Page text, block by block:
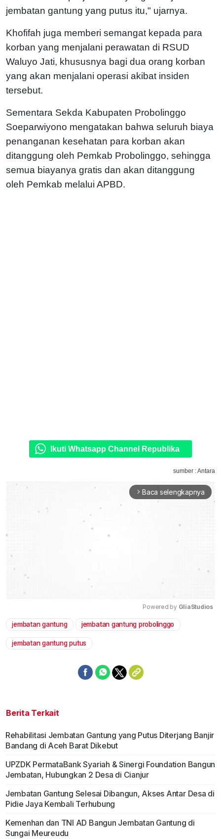
jembatan gantung yang putus itu," ujarnya.
Khofifah juga memberi semangat kepada para
korban yang menjalani perawatan di RSUD
Waluyo Jati, khususnya bagi dua orang korban
yang akan menjalani operasi akibat insiden
tersebut.
Sementara Sekda Kabupaten Probolinggo
Soeparwiyono mengatakan bahwa seluruh biaya
penanganan kesehatan para korban akan
ditanggung oleh Pemkab Probolinggo, sehingga
semua biayanya gratis dan akan ditanggung
oleh Pemkab melalui APBD.
Ikuti Whatsapp Channel Republika
sumber : Antara
arrow_forward_ios Baca selengkapnya
Mute
Powered by GliaStudios
jembatan gantung jembatan gantung probolinggo
jembatan gantung putus
Berita Terkait
Rehabilitasi Jembatan Gantung yang Putus Diterjang Banjir
Bandang di Aceh Barat Dikebut
UPZDK PermataBank Syariah & Sinergi Foundation Bangun
Jembatan, Hubungkan 2 Desa di Cianjur
Jembatan Gantung Selesai Dibangun, Akses Antar Desa di
Pidie Jaya Kembali Terhubung
Kemenhan dan TNI AD Bangun Jembatan Gantung di
Sungai Meureudu